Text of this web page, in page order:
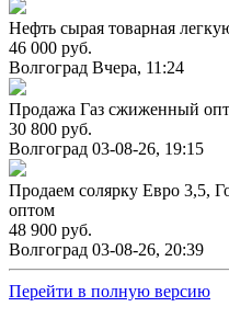
Нефть сырая товарная
46 000 руб.
Волгоград Вчера, 11:24
Продажа Газ сжиженный
30 800 руб.
Волгоград 03-08-26, 19:15
Продаем солярку Евро 3,5,
оптом
48 900 руб.
Волгоград 03-08-26, 20:39
Перейти в полную версию